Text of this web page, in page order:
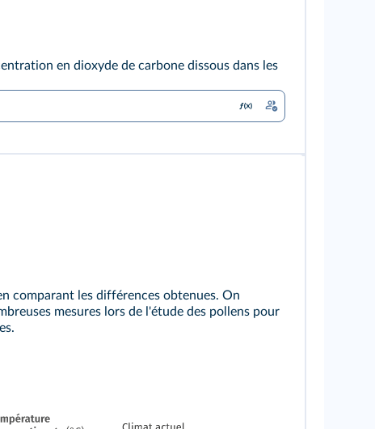
en dioxyde de carbone dissous dans les
comparant les différences obtenues. On
mesures lors de l'étude des pollens pour